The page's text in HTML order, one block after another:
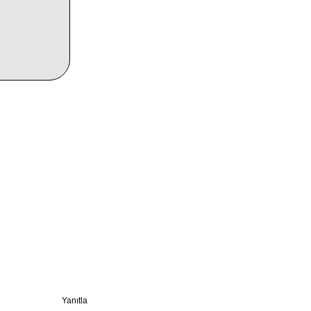
Yanıtla